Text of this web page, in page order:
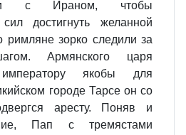
с Ираном, чтобы
достигнуть желанной
римляне зорко следили за
Армянского царя
якобы для
городе Тарсе он со
аресту. Поняв и
Пап с тремястами